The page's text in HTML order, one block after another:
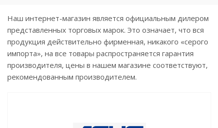
Наш интернет-магазин является официальным дилером
представленных торговых марок. Это означает, что вся
продукция действительно фирменная, никакого «серого
импорта», на все товары распространяется гарантия
производителя, цены в нашем магазине соответствуют,
рекомендованным производителем.